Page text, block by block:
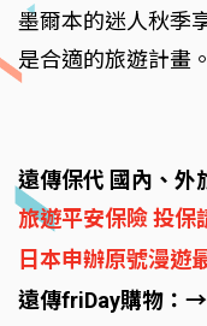
墨爾本的迷人秋季
是合適的旅遊計畫。
遠傳保代 國內、外
旅遊平安保險 投保
日本申辦原號漫遊
遠傳friDay購物：→